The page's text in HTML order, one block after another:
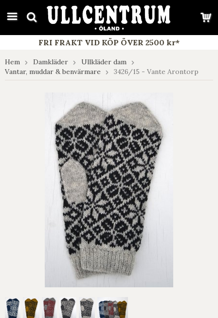
google-site-verification: google7e4b1026db5d9f32.html
FRI FRAKT VID KÖP ÖVER 2500 kr*
Hem Damkläder
Ullkläder dam
Vantar, muddar & benvärmare
3426/15 - Vante Arontorp